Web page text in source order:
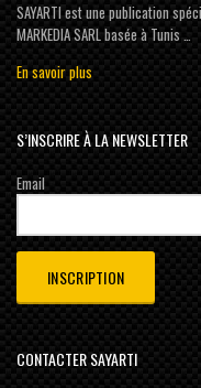
SAYARTI est une publication
MARKEDIA SARL basée à Tunis …
En savoir plus
S’INSCRIRE À LA NEWSLETTER
Email
CONTACTER SAYARTI